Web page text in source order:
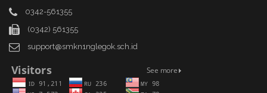
0342-561355
(0342) 561355
support@smkn1nglegok.sch.id